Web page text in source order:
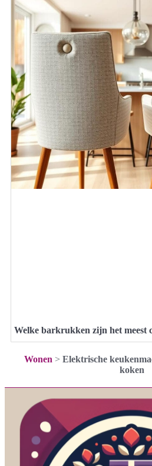
Welke barkrukken zijn het meest
Wonen > Elektrische
koken